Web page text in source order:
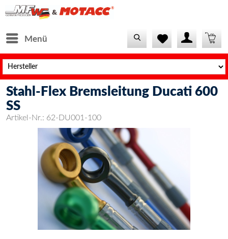
Menü
Stahl-Flex Bremsleitung Ducati 600
SS
Artikel-Nr.: 62-DU001-100